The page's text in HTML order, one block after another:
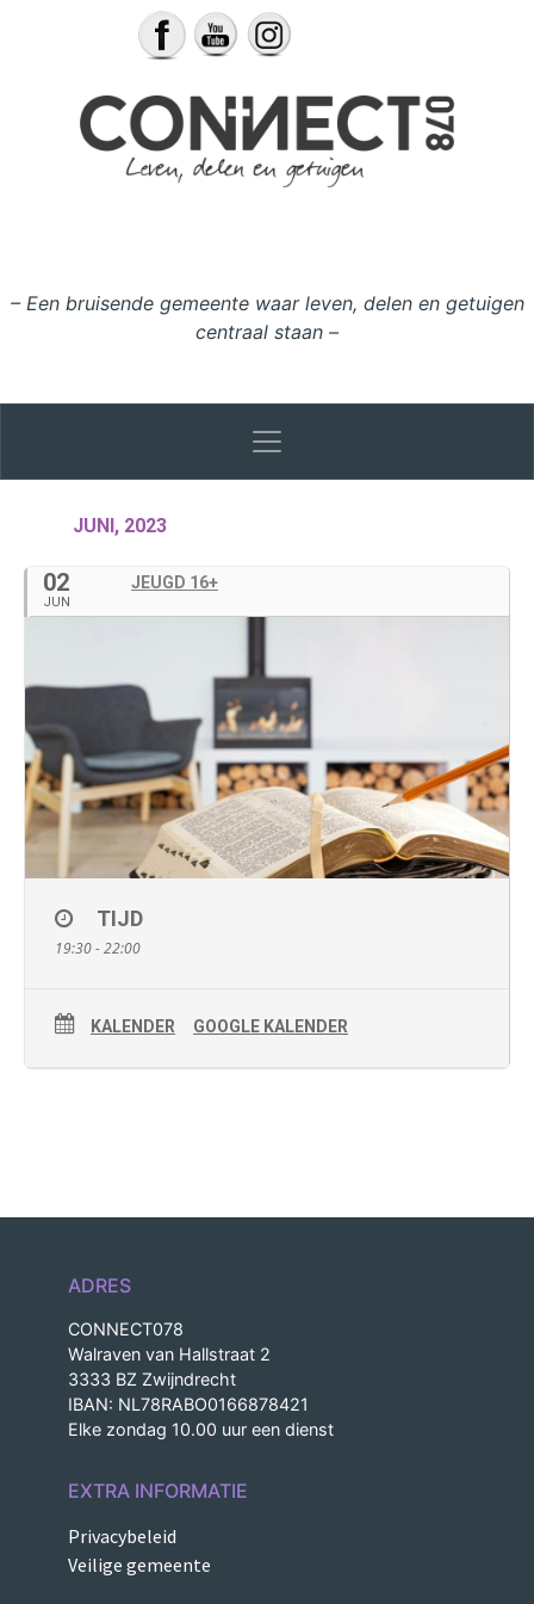
– Een bruisende gemeente waar leven, delen en getuigen
centraal staan –
JUNI, 2023
02
JUN
JEUGD 16+
TIJD
19:30 - 22:00
KALENDER GOOGLE KALENDER
ADRES
CONNECT078
Walraven van Hallstraat 2
3333 BZ Zwijndrecht
IBAN: NL78RABO0166878421
Elke zondag 10.00 uur een dienst
EXTRA INFORMATIE
Privacybeleid
Veilige gemeente